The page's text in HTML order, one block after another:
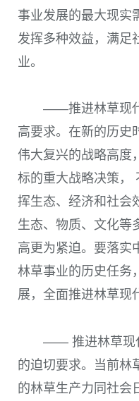
事业发展的最大现实
发挥多种效益，满足
业。
——推进林草现
高要求。在新的历史
伟大复兴的战略高度
标的重大战略决策，
挥生态、经济和社会
生态、物质、文化等
高更为紧迫。要落实
林草事业的历史任务
展，全面推进林草现
—— 推进林草现
的迫切要求。当前林
的林草生产力同社会